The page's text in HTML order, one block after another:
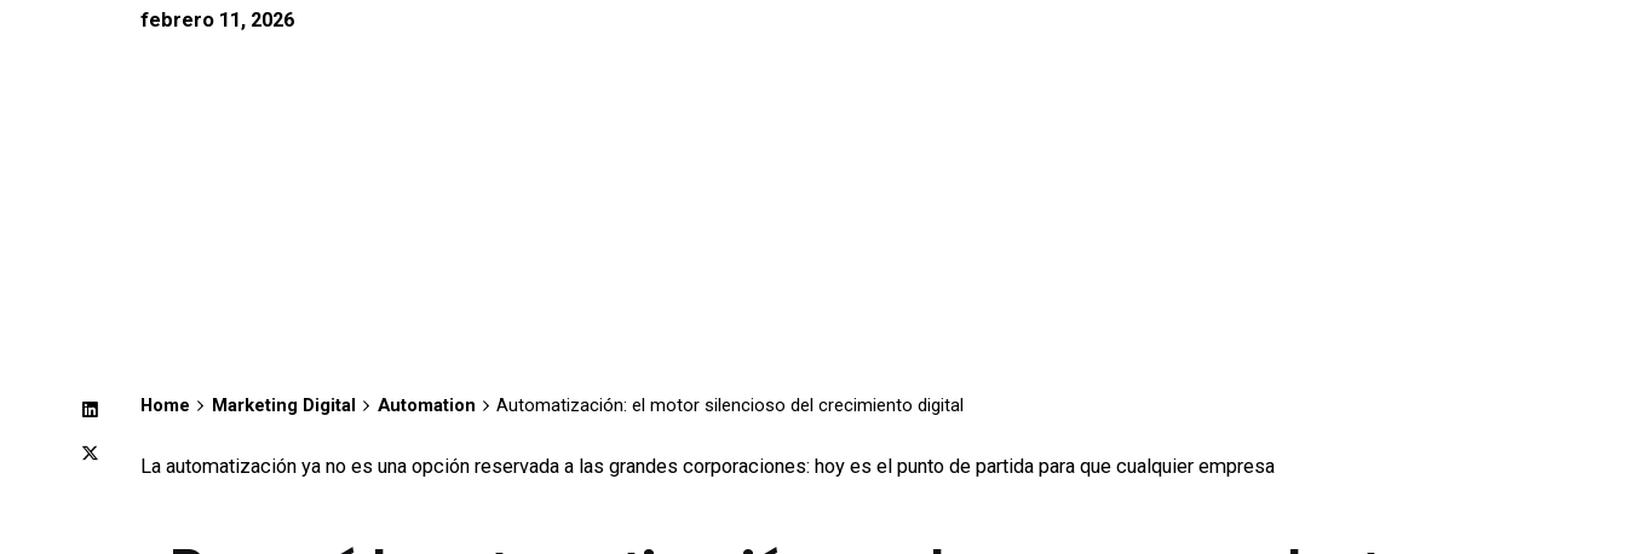
febrero 11, 2026
Home Marketing Digital Automation Automatización: el motor silencioso del crecimiento digital
La automatización ya no es una opción reservada a las grandes corporaciones: hoy es el punto de partida para que cualquier empresa